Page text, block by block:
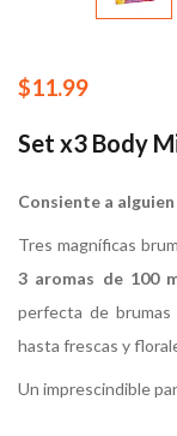
$11.99
Set x3 Body
Consiente a
Tres magníficas
3 aromas de 100
perfecta de
hasta frescas y
Un imprescindible